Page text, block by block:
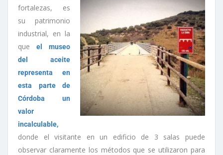
fortalezas, es
su patrimonio
industrial, en la
que el museo
del aceite
representa en
esta parte de
Córdoba un
valor
incalculable,
donde el visitante en un edificio de 3 salas puede
observar claramente los métodos que se utilizaron para